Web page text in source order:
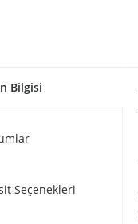
Bilgisi
Seçenekleri